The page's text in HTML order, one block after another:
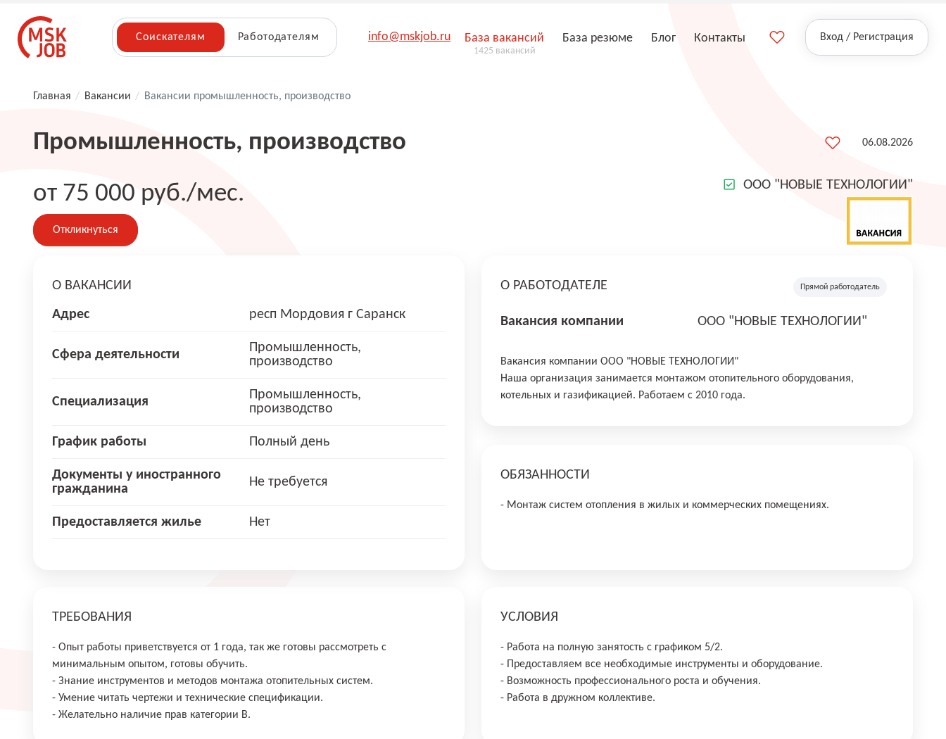
Соискателям Работодателям info@mskjob.ru База вакансий
1425 вакансий
База резюме Блог Контакты Вход / Регистрация
Главная / Вакансии / Вакансии промышленность, производство
Промышленность, производство 06.08.2026
от 75 000 руб./мес.
Откликнуться
ООО "НОВЫЕ ТЕХНОЛОГИИ"
О ВАКАНСИИ
Адрес респ Мордовия г Саранск
Сфера деятельности
Промышленность,
производство
Специализация
Промышленность,
производство
График работы Полный день
Документы у иностранного
гражданина
Не требуется
Предоставляется жилье Нет
О РАБОТОДАТЕЛЕ Прямой работодатель
Вакансия компании ООО "НОВЫЕ ТЕХНОЛОГИИ"
Вакансия компании ООО "НОВЫЕ ТЕХНОЛОГИИ"
Наша организация занимается монтажом отопительного оборудования,
котельных и газификацией. Работаем с 2010 года.
ОБЯЗАННОСТИ
- Монтаж систем отопления в жилых и коммерческих помещениях.
ТРЕБОВАНИЯ
- Опыт работы приветствуется от 1 года, так же готовы рассмотреть с
минимальным опытом, готовы обучить.
- Знание инструментов и методов монтажа отопительных систем.
- Умение читать чертежи и технические спецификации.
- Желательно наличие прав категории B.
УСЛОВИЯ
- Работа на полную занятость с графиком 5/2.
- Предоставляем все необходимые инструменты и оборудование.
- Возможность профессионального роста и обучения.
- Работа в дружном коллективе.